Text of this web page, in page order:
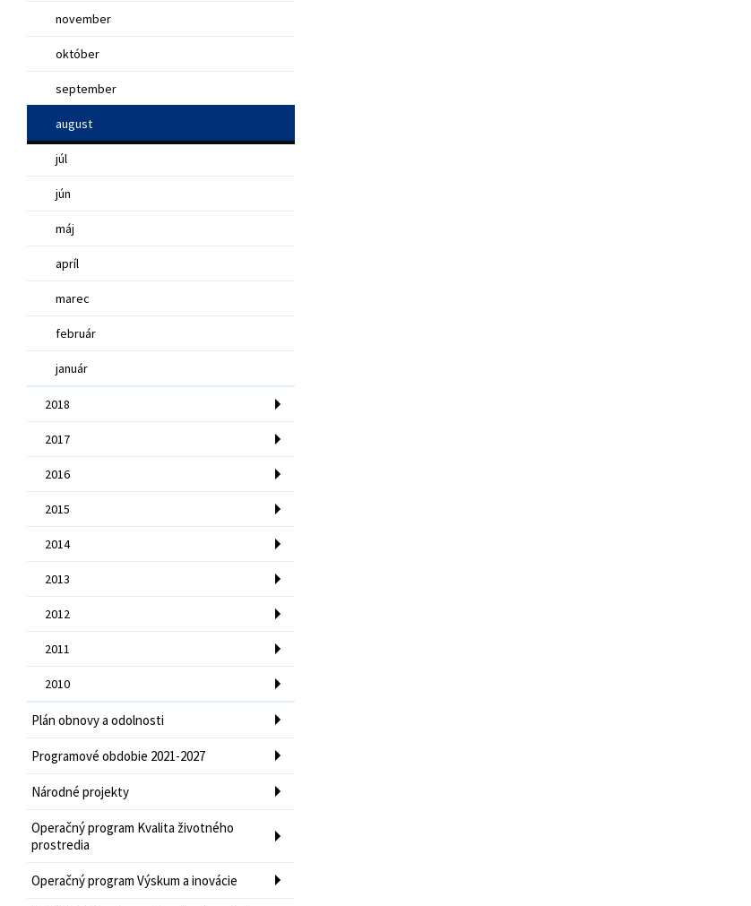
november
október
september
august
júl
jún
máj
apríl
marec
február
január
2018
2017
2016
2015
2014
2013
2012
2011
2010
Plán obnovy a odolnosti
Programové obdobie 2021-2027
Národné projekty
Operačný program Kvalita životného
prostredia
Operačný program Výskum a inovácie